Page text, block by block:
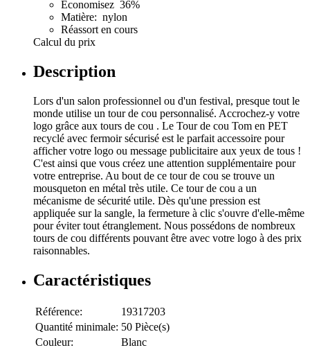
Économisez 36%
Matière: nylon
Réassort en cours
Calcul du prix
Description
Lors d'un salon professionnel ou d'un festival, presque tout le
monde utilise un tour de cou personnalisé. Accrochez-y votre
logo grâce aux tours de cou . Le Tour de cou Tom en PET
recyclé avec fermoir sécurisé est le parfait accessoire pour
afficher votre logo ou message publicitaire aux yeux de tous !
C'est ainsi que vous créez une attention supplémentaire pour
votre entreprise. Au bout de ce tour de cou se trouve un
mousqueton en métal très utile. Ce tour de cou a un
mécanisme de sécurité utile. Dès qu'une pression est
appliquée sur la sangle, la fermeture à clic s'ouvre d'elle-même
pour éviter tout étranglement. Nous possédons de nombreux
tours de cou différents pouvant être avec votre logo à des prix
raisonnables.
Caractéristiques
Référence:
19317203
Quantité minimale: 50 Pièce(s)
Couleur:
Blanc